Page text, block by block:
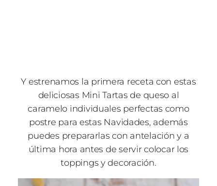
Y estrenamos la primera receta con estas
deliciosas Mini Tartas de queso al
caramelo individuales perfectas como
postre para estas Navidades, además
puedes prepararlas con antelación y a
última hora antes de servir colocar los
toppings y decoración.